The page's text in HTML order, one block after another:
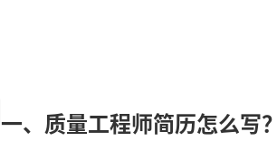
一、质量工程师简历怎么